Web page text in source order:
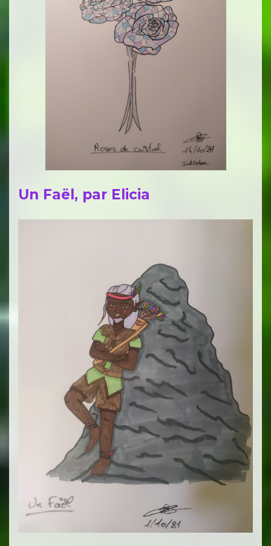
Un Faël, par Elicia